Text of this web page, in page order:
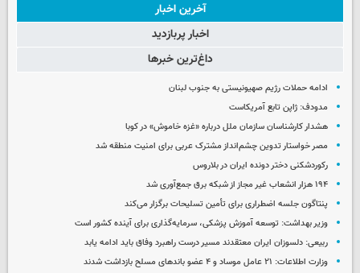
آخرین اخبار
اخبار پربازدید
داغ‌ترین خبرها
ادامه حملات رژیم صهیونیستی به جنوب لبنان
مدودف: ژاپن تابع آمریکاست
هشدار کارشناسان سازمان ملل درباره «غزه‌ خاموش» در کوبا
مصر خواستار تدوین چشم‌انداز مشترک عربی برای امنیت منطقه شد
رکوردشکنی دختر دونده ایران در بلاروس
۱۹۴ هزار انشعاب غیر مجاز از شبکه برق جمع‌آوری شد
پنتاگون جلسه اضطراری برای تأمین تسلیحات برگزار می‌کند
وزیر بهداشت: توسعه آموزش پزشکی، سرمایه‌گذاری برای آینده کشور است
ربیعی: دلسوزان ایران معتقدند مسیر درست راهبرد وفاق باید ادامه یابد
وزارت اطلاعات: ۲۱ عامل موساد و ۴ عضو باندهای مسلح بازداشت شدند